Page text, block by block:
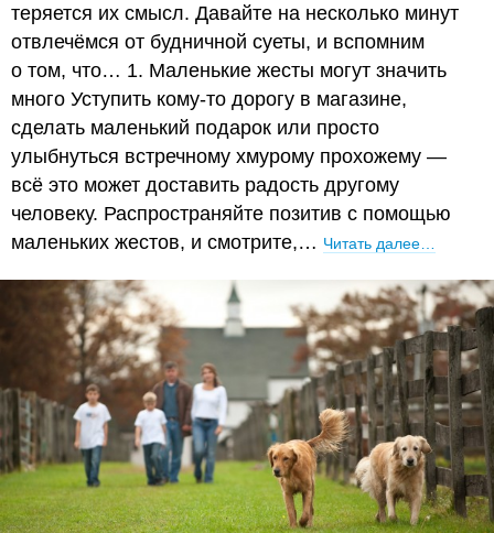
теряется их смысл. Давайте на несколько минут
отвлечёмся от будничной суеты, и вспомним
о том, что… 1. Маленькие жесты могут значить
много Уступить кому-то дорогу в магазине,
сделать маленький подарок или просто
улыбнуться встречному хмурому прохожему —
всё это может доставить радость другому
человеку. Распространяйте позитив с помощью
маленьких жестов, и смотрите,… Читать далее…